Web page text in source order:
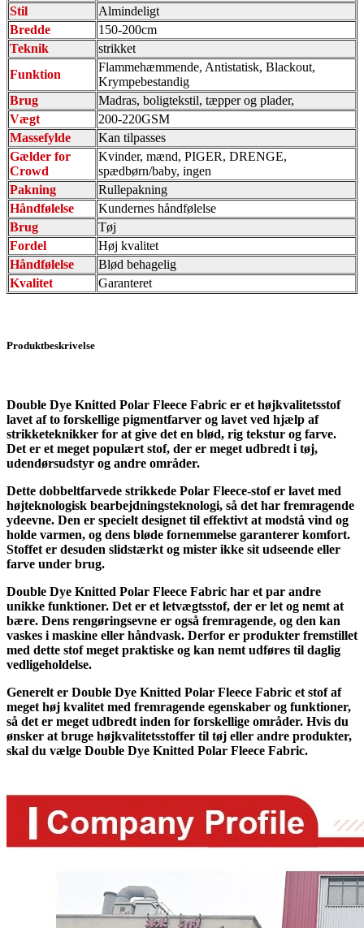
Stil
Almindeligt
Bredde
150-200cm
Teknik
strikket
Funktion
Flammehæmmende, Antistatisk, Blackout,
Krympebestandig
Brug
Madras, boligtekstil, tæpper og plader,
Vægt
200-220GSM
Massefylde
Kan tilpasses
Gælder for
Crowd
Kvinder, mænd, PIGER, DRENGE,
spædbørn/baby, ingen
Pakning
Rullepakning
Håndfølelse
Kundernes håndfølelse
Brug
Tøj
Fordel
Høj kvalitet
Håndfølelse
Blød behagelig
Kvalitet
Garanteret
Produktbeskrivelse
Double Dye Knitted Polar Fleece Fabric er et højkvalitetsstof
lavet af to forskellige pigmentfarver og lavet ved hjælp af
strikketeknikker for at give det en blød, rig tekstur og farve.
Det er et meget populært stof, der er meget udbredt i tøj,
udendørsudstyr og andre områder.
Dette dobbeltfarvede strikkede Polar Fleece-stof er lavet med
højteknologisk bearbejdningsteknologi, så det har fremragende
ydeevne. Den er specielt designet til effektivt at modstå vind og
holde varmen, og dens bløde fornemmelse garanterer komfort.
Stoffet er desuden slidstærkt og mister ikke sit udseende eller
farve under brug.
Double Dye Knitted Polar Fleece Fabric har et par andre
unikke funktioner. Det er et letvægtsstof, der er let og nemt at
bære. Dens rengøringsevne er også fremragende, og den kan
vaskes i maskine eller håndvask. Derfor er produkter fremstillet
med dette stof meget praktiske og kan nemt udføres til daglig
vedligeholdelse.
Generelt er Double Dye Knitted Polar Fleece Fabric et stof af
meget høj kvalitet med fremragende egenskaber og funktioner,
så det er meget udbredt inden for forskellige områder. Hvis du
ønsker at bruge højkvalitetsstoffer til tøj eller andre produkter,
skal du vælge Double Dye Knitted Polar Fleece Fabric.